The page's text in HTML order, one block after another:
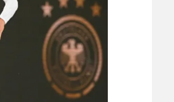
מדיניות פרטיות
תקנון פעילות ספורט 1
רשיון להקרנה פומבית לבית עסק
הצטרפות לחבילת הערוצים
לוח דרושים – ג'ובנט